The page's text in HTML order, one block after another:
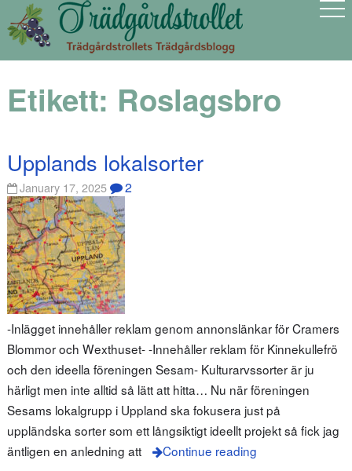
Etikett: Roslagsbro
Upplands lokalsorter
January 17, 2025 2
-Inlägget innehåller reklam genom annonslänkar för Cramers
Blommor och Wexthuset- -Innehåller reklam för Kinnekullefrö
och den ideella föreningen Sesam- Kulturarvssorter är ju
härligt men inte alltid så lätt att hitta… Nu när föreningen
Sesams lokalgrupp i Uppland ska fokusera just på
uppländska sorter som ett långsiktigt ideellt projekt så fick jag
äntligen en anledning att
Continue reading